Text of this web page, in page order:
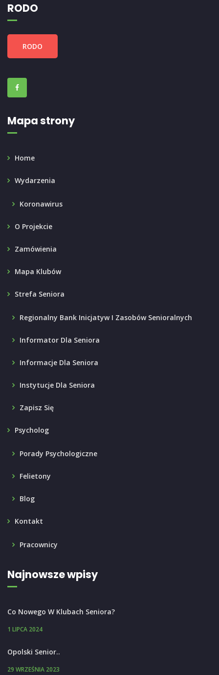
RODO
RODO
Mapa strony
Home
Wydarzenia
Koronawirus
O Projekcie
Zamówienia
Mapa Klubów
Strefa Seniora
Regionalny Bank Inicjatyw I Zasobów Senioralnych
Informator Dla Seniora
Informacje Dla Seniora
Instytucje Dla Seniora
Zapisz Się
Psycholog
Porady Psychologiczne
Felietony
Blog
Kontakt
Pracownicy
Najnowsze wpisy
Co Nowego W Klubach Seniora?
1 LIPCA 2024
Opolski Senior..
29 WRZEŚNIA 2023